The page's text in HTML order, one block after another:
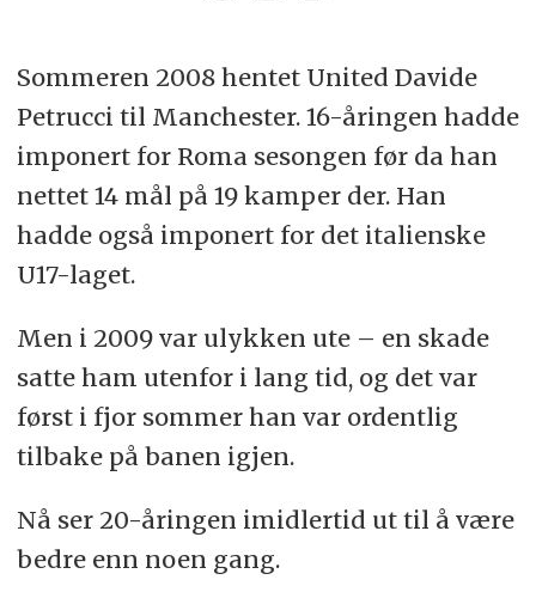
Sommeren 2008 hentet United Davide
Petrucci til Manchester. 16-åringen hadde
imponert for Roma sesongen før da han
nettet 14 mål på 19 kamper der. Han
hadde også imponert for det italienske
U17-laget.
Men i 2009 var ulykken ute – en skade
satte ham utenfor i lang tid, og det var
først i fjor sommer han var ordentlig
tilbake på banen igjen.
Nå ser 20-åringen imidlertid ut til å være
bedre enn noen gang.